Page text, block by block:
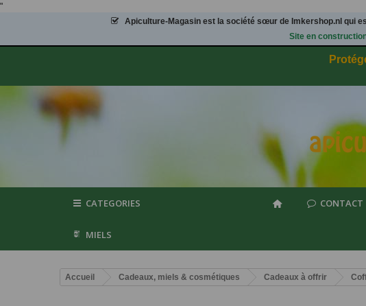
"
Apiculture-Magasin est la société sœur de Imkershop.nl qui
Site en
CATEGORIES CONTACT
MIELS
Accueil Cadeaux, miels & cosmétiques Cadeaux à offrir